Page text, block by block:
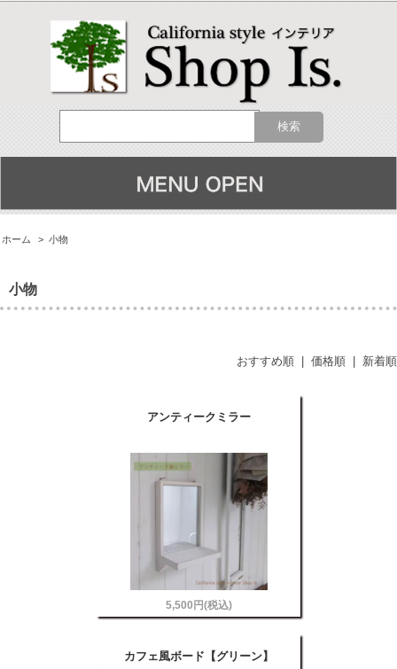
ホーム > 小物
小物
おすすめ順 価格順 新着順
アンティークミラー
5,500円(税込)
カフェ風ボード【グリーン】